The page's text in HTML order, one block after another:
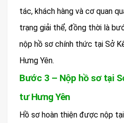
tác, khách hàng và cơ quan
trạng giải thể, đồng thời là
nộp hồ sơ chính thức tại Sở
Hưng Yên.
Bước 3 – Nộp hồ sơ tại
tư Hưng Yên
Hồ sơ hoàn thiện được nộp